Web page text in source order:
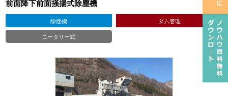
前面降下前面掻揚式除塵機
除塵機
ダム管理
ロータリー式